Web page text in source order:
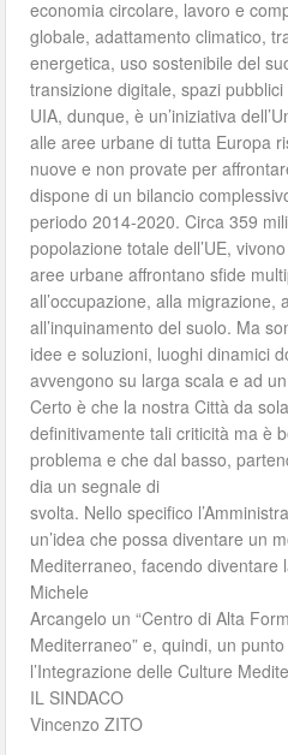
economia circolare, lavoro e
globale, adattamento climatico,
energetica, uso sostenibile del
transizione digitale, spazi
UIA, dunque, è un’iniziativa
alle aree urbane di tutta Europa
nuove e non provate per
dispone di un bilancio
periodo 2014-2020. Circa 359
popolazione totale dell’UE,
aree urbane affrontano sfide
all’occupazione, alla migrazione,
all’inquinamento del suolo. Ma
idee e soluzioni, luoghi dinamici
avvengono su larga scala e ad
Certo è che la nostra Città da
definitivamente tali criticità ma è
problema e che dal basso,
dia un segnale di
svolta. Nello specifico
un’idea che possa diventare un
Mediterraneo, facendo diventare
Michele
Arcangelo un “Centro di Alta
Mediterraneo” e, quindi, un
l’Integrazione delle Culture
IL SINDACO
Vincenzo ZITO